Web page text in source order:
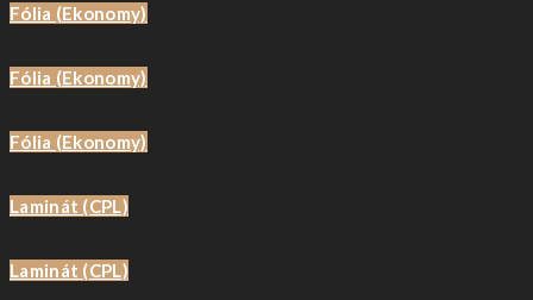
Fólia (ekonomy)
Fólia (Ekonomy)
Fólia (Ekonomy)
Laminát (CPL)
Laminát (CPL)